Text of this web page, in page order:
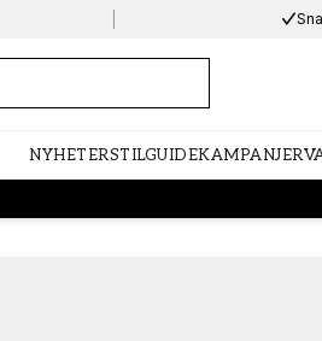
NYHETERSTILGUIDEKAMPANJER